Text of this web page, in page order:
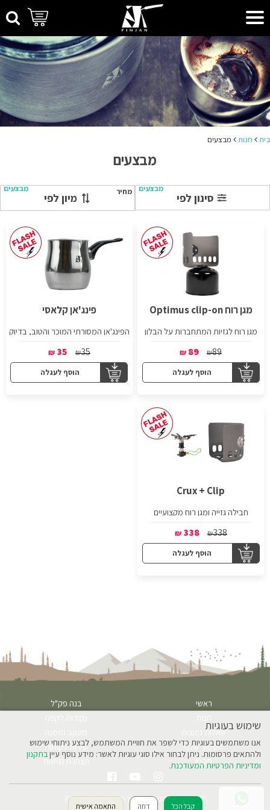
בית חנות מבצעים
מבצעים
סינון לפי
מבצעים
מיון לפי
מבצעים מחיר
מגן רוח Optimus clip-on
מגן רוח לגזיות המתחברות על הבלון
89
₪
89
₪
הוסף לעגלה
פינג'אן קלאסי
הפינג'אן המסורתי המוכר והטוב, בדיוק
עם ההל.35
₪
35
₪
הוסף לעגלה
Crux + Clip
חבילה גזייה ומגן רוח מקצועיים
338
₪
338
₪
הוסף לעגלה
ראשי
בנה פק"ל
שאלות נפוצות
הסיפור שלנו
שירות לקוחות
תקנון
הצהרת נגישות
© 2026 כל הזכויות שמורות לחברת FINJAN
שימוש בעוגיות
אנו משתמשים בעוגיות כדי לשפר את חוויית המשתמש, לבצע ניתוחי שימוש
ולהתאים פרסומות. ניתן לבחור אילו סוגי עוגיות לאשר: מידע נוסף עייןבתקנון
ומדיניות הפרטיות המעודכנת.
קבל הכל דחה התאמה אישית